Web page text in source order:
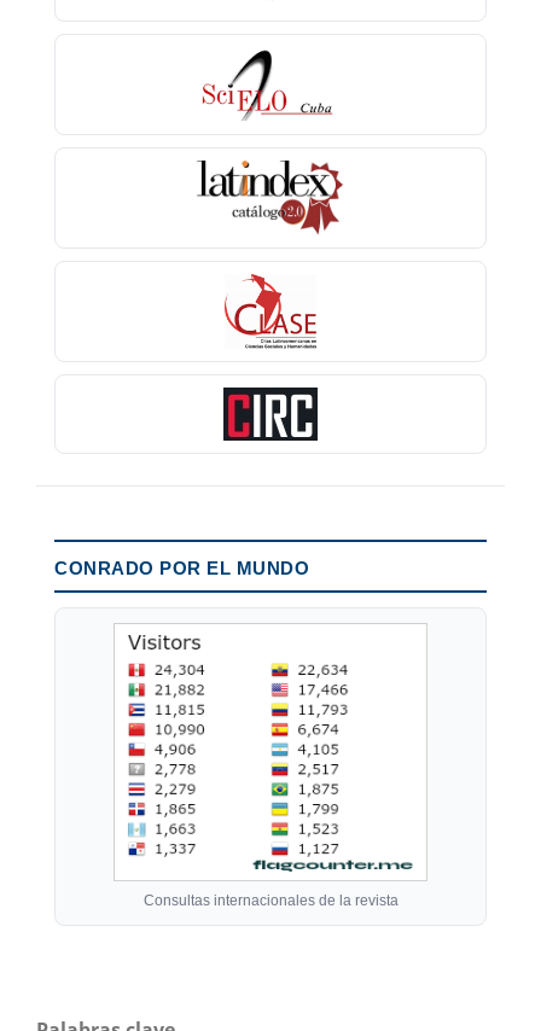
CONRADO POR EL MUNDO
Consultas internacionales de la revista